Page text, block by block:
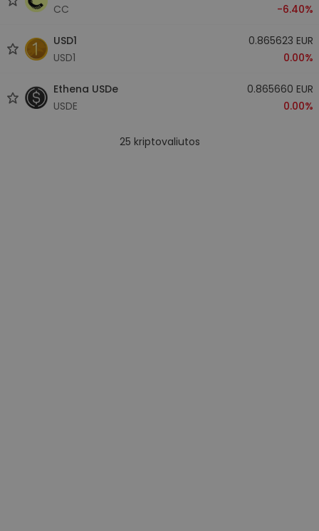
CC
-6.40%
USD1
USD1
0.865623 EUR
0.00%
Ethena USDe
USDE
0.865660 EUR
0.00%
25 kriptovaliutos